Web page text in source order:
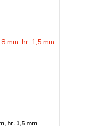
hr. 1,5 mm